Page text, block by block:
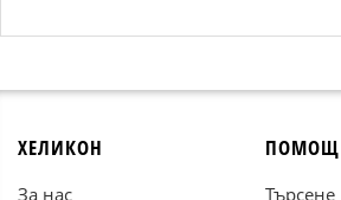
ХЕЛИКОН
За нас
ПОМОЩ
Търсене